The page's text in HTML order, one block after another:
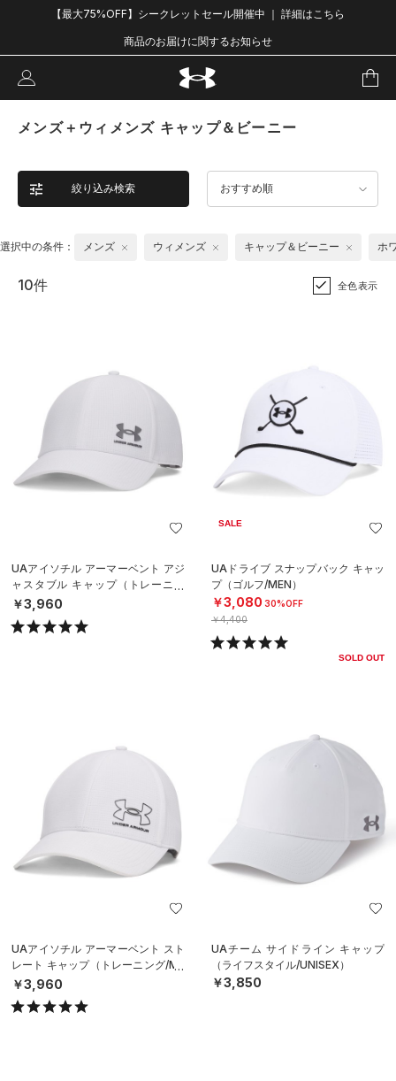
【最大75%OFF】シークレットセール開催中 ｜ 詳細はこちら
商品のお届けに関するお知らせ
メンズ＋ウィメンズ キャップ＆ビーニー
絞り込み検索 おすすめ順
選択中の条件： メンズ ウィメンズ キャップ＆ビーニー ホ
10件 全色表示
UAアイソチル アーマーベント アジ
ャスタブル キャップ（トレーニン
グ/MEN）
￥3,960
SALE
UAドライブ スナップバック キャッ
プ（ゴルフ/MEN）
￥3,080 30%OFF
￥4,400
SOLD OUT
UAアイソチル アーマーベント スト
レート キャップ（トレーニング/ME
N）
￥3,960
UAチーム サイドライン キャップ
（ライフスタイル/UNISEX）
￥3,850